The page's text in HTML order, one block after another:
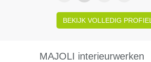
BEKIJK VOLLEDIG PROFIEL
MAJOLI interieurwerken